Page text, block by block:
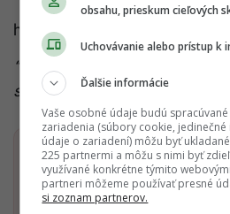
https://www.instagram.com/p/
“Prepáčte za slabú kvalitu, v
svetla,“napísala k fotke.
Dostaň Startitup do svojich
Pridať ako
obsahu, prieskum cieľových
Uchovávanie alebo prístup k
Ďalšie informácie
Vaše osobné údaje budú
zariadenia (súbory cookie,
údaje o zariadení) môžu byť
225 partnermi a môžu s nimi byť
využívané konkrétne týmito
partneri môžeme používať presné
si zoznam partnerov.